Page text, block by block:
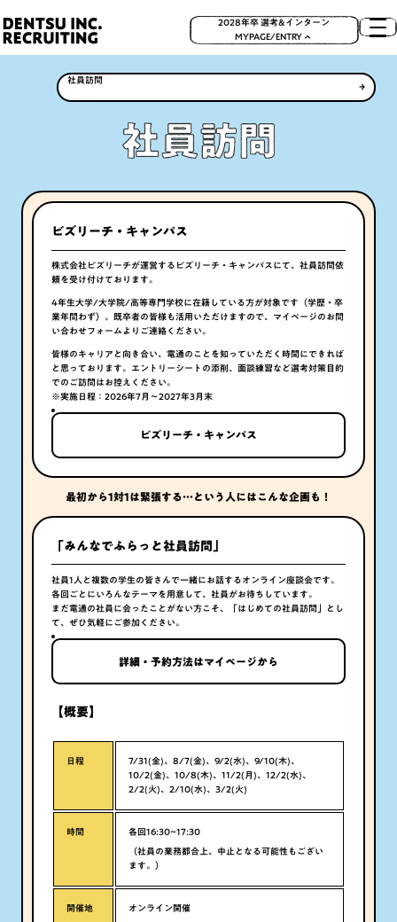
2028年卒 選考&インターン
MYPAGE/ENTRY
想像もできない自分との出会い 実際に話してみたい！
社員訪問
15MIN 社長メッセージ
採用部より
見たことのない景色を目指して
「電通」の働きやすさ
「働きやすさ」を支える制度
「成長」を支える制度
会社概要
電通報 Instagram
LINE
出展情報
社員の声が直接聞ける！
DENTSU INC. RECRUIT LIVE
選考について
よくある質問
社員訪問
ビズリーチ・キャンパス
株式会社ビズリーチが運営するビズリーチ・キャンパスにて、社員訪問依
頼を受け付けております。
4年生大学/大学院/高等専門学校に在籍している方が対象です（学歴・卒
業年問わず）。既卒者の皆様も活用いただけますので、マイページのお問
い合わせフォームよりご連絡ください。
皆様のキャリアと向き合い、電通のことを知っていただく時間にできれば
と思っております。エントリーシートの添削、面談練習など選考対策目的
でのご訪問はお控えください。
※実施日程：2026年7月～2027年3月末
ビズリーチ・キャンパス
最初から1対1は緊張する…という人にはこんな企画も！
「みんなでふらっと社員訪問」
社員1人と複数の学生の皆さんで一緒にお話するオンライン座談会です。
各回ごとにいろんなテーマを用意して、社員がお待ちしています。
まだ電通の社員に会ったことがない方こそ、「はじめての社員訪問」とし
て、ぜひ気軽にご参加ください。
詳細・予約方法はマイページから
【概要】
日程
7/31(金)、8/7(金)、9/2(水)、9/10(木)、
10/2(金)、10/8(木)、11/2(月)、12/2(水)、
2/2(火)、2/10(水)、3/2(火)
時間 各回16:30~17:30
（社員の業務都合上、中止となる可能性もござい
ます。）
開催地 オンライン開催